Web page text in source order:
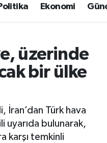
Politika Ekonomi
üzerinde
bir ülke
İran’dan Türk hava
uyarıda bulunarak,
karşı temkinli